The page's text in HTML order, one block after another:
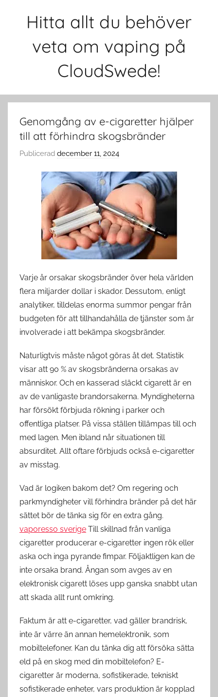
Hitta allt du behöver
veta om vaping på
CloudSwede!
Genomgång av e-cigaretter hjälper
till att förhindra skogsbränder
Publicerad december 11, 2024
c
l
u
d
s
w
d
e
Varje år orsakar skogsbränder över hela världen
flera miljarder dollar i skador. Dessutom, enligt
analytiker, tilldelas enorma summor pengar från
budgeten för att tillhandahålla de tjänster som är
involverade i att bekämpa skogsbränder.
Naturligtvis måste något göras åt det. Statistik
visar att 90 % av skogsbränderna orsakas av
människor. Och en kasserad släckt cigarett är en
av de vanligaste brandorsakerna. Myndigheterna
har försökt förbjuda rökning i parker och
offentliga platser. På vissa ställen tillämpas till och
med lagen. Men ibland når situationen till
absurditet. Allt oftare förbjuds också e-cigaretter
av misstag.
Vad är logiken bakom det? Om regering och
parkmyndigheter vill förhindra bränder på det här
sättet bör de tänka sig för en extra gång.
vaporesso sverige Till skillnad från vanliga
cigaretter producerar e-cigaretter ingen rök eller
aska och inga pyrande fimpar. Följaktligen kan de
inte orsaka brand. Ångan som avges av en
elektronisk cigarett löses upp ganska snabbt utan
att skada allt runt omkring.
Faktum är att e-cigaretter, vad gäller brandrisk,
inte är värre än annan hemelektronik, som
mobiltelefoner. Kan du tänka dig att försöka sätta
eld på en skog med din mobiltelefon? E-
cigaretter är moderna, sofistikerade, tekniskt
sofistikerade enheter, vars produktion är kopplad